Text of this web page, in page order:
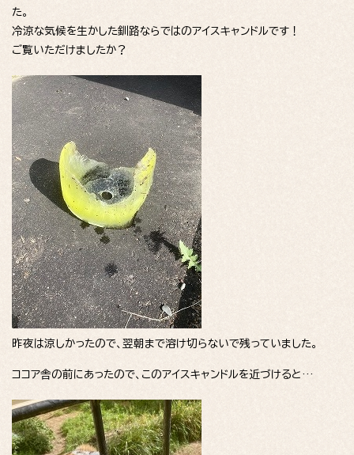
た。
冷涼な気候を生かした釧路ならではのアイスキャンドルです！
ご覧いただけましたか？
昨夜は涼しかったので、翌朝まで溶け切らないで残っていました。
ココア舎の前にあったので、このアイスキャンドルを近づけると…